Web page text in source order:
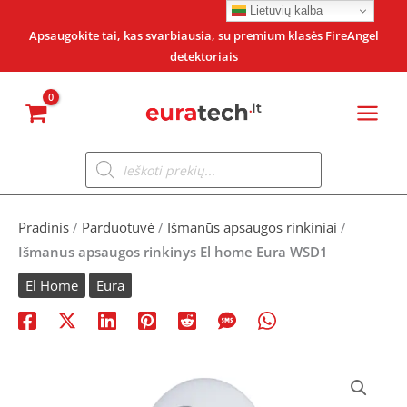
Apsaugokite tai, kas svarbiausia, su premium klasės FireAngel
detektoriais
Products
search
Pradinis / Parduotuvė / Išmanūs apsaugos rinkiniai /
Išmanus apsaugos rinkinys El home Eura WSD1
El Home
Eura
Current
Lietuvių kalba